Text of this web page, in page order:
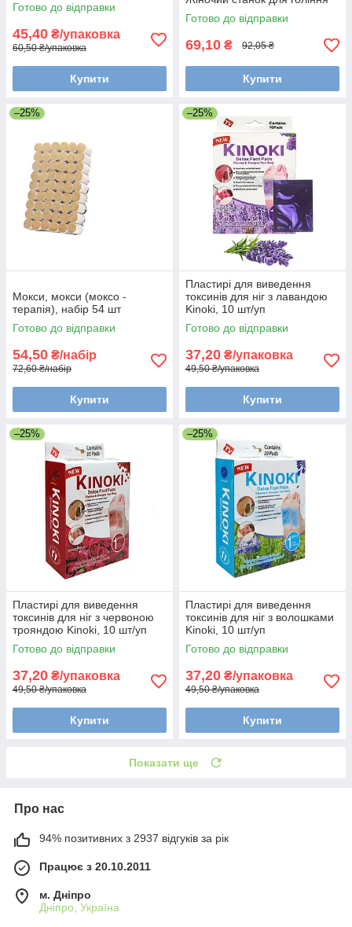
Готово до відправки
45,40 ₴/упаковка
60,50 ₴/упаковка
Купити
Готово до відправки
69,10 ₴ 92,05 ₴
Купити
–25%
Мокси, мокси (моксо -
терапія), набір 54 шт
Готово до відправки
54,50 ₴/набір
72,60 ₴/набір
Купити
–25%
Пластирі для виведення
токсинів для ніг з лавандою
Kinoki, 10 шт/уп
Готово до відправки
37,20 ₴/упаковка
49,50 ₴/упаковка
Купити
–25%
Пластирі для виведення
токсинів для ніг з червоною
трояндою Kinoki, 10 шт/уп
Готово до відправки
37,20 ₴/упаковка
49,50 ₴/упаковка
Купити
–25%
Пластирі для виведення
токсинів для ніг з волошками
Kinoki, 10 шт/уп
Готово до відправки
37,20 ₴/упаковка
49,50 ₴/упаковка
Купити
Показати ще
Про нас
94% позитивних з 2937 відгуків за рік
Працює з 20.10.2011
м. Дніпро
Дніпро, Україна